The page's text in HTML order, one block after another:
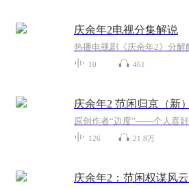
庆余年2电视分集解说
10 461
庆余年2 范闲归京（新）
126 21.8万
庆余年2：范闲权谋风云